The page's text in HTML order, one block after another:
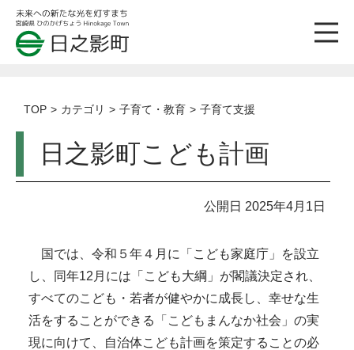
TOP カテゴリ 子育て・教育 子育て支援
日之影町こども計画
公開日 2025年4月1日
国では、令和５年４月に「こども家庭庁」を設立
し、同年12月には「こども大綱」が閣議決定され、
すべてのこども・若者が健やかに成長し、幸せな生
活をすることができる「こどもまんなか社会」の実
現に向けて、自治体こども計画を策定することの必